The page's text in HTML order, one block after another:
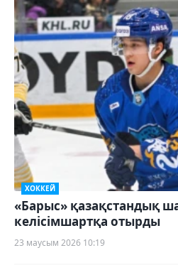
ХОККЕЙ
«Барыс» қазақстандық
келісімшартқа отырды
23 маусым 2026 10:19